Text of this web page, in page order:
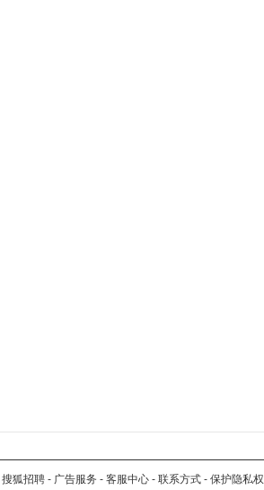
搜狐招聘 - 广告服务 - 客服中心 - 联系方式 - 保护隐私权